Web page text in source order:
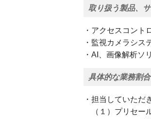
取り扱う製品、
・アクセスコント
・監視カメラシス
・AI、画像解析ソ
具体的な業務割合
・担当していた
（１）プリセー